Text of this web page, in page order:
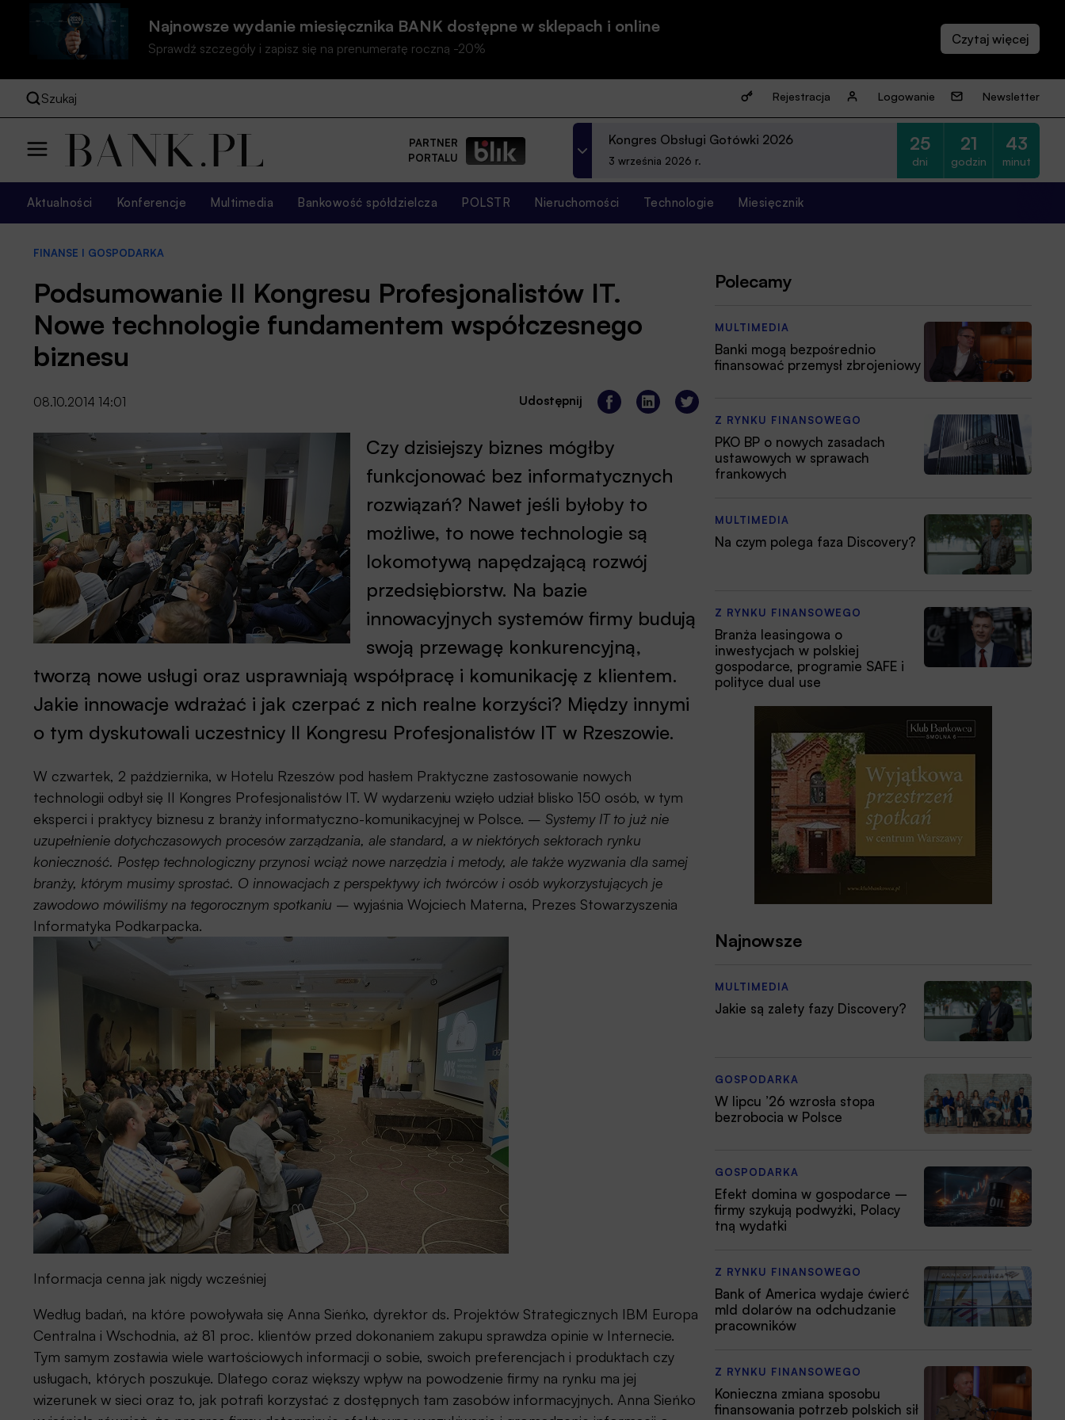
Najnowsze wydanie miesięcznika BANK dostępne w sklepach i online
Sprawdź szczegóły i zapisz się na prenumeratę roczną -20%
Szukaj Rejestracja Logowanie Newsletter
PARTNER
PORTALU
Kongres Obsługi Gotówki 2026
3 września 2026 r.
25
dni
21
godzin
43
minut
Aktualności Konferencje Multimedia Bankowość spółdzielcza POLSTR Nieruchomości Technologie Miesięcznik
FINANSE I GOSPODARKA
Podsumowanie II Kongresu Profesjonalistów IT.
Nowe technologie fundamentem współczesnego
biznesu
08.10.2014 14:01 Udostępnij
Czy dzisiejszy biznes mógłby
funkcjonować bez informatycznych
rozwiązań? Nawet jeśli byłoby to
możliwe, to nowe technologie są
lokomotywą napędzającą rozwój
przedsiębiorstw. Na bazie
innowacyjnych systemów firmy budują
swoją przewagę konkurencyjną,
tworzą nowe usługi oraz usprawniają współpracę i komunikację z klientem.
Jakie innowacje wdrażać i jak czerpać z nich realne korzyści? Między innymi
o tym dyskutowali uczestnicy II Kongresu Profesjonalistów IT w Rzeszowie.
W czwartek, 2 października, w Hotelu Rzeszów pod hasłem Praktyczne zastosowanie nowych
technologii odbył się II Kongres Profesjonalistów IT. W wydarzeniu wzięło udział blisko 150 osób, w tym
eksperci i praktycy biznesu z branży informatyczno-komunikacyjnej w Polsce. – Systemy IT to już nie
uzupełnienie dotychczasowych procesów zarządzania, ale standard, a w niektórych sektorach rynku
konieczność. Postęp technologiczny przynosi wciąż nowe narzędzia i metody, ale także wyzwania dla samej
branży, którym musimy sprostać. O innowacjach z perspektywy ich twórców i osób wykorzystujących je
zawodowo mówiliśmy na tegorocznym spotkaniu – wyjaśnia Wojciech Materna, Prezes Stowarzyszenia
Informatyka Podkarpacka.
Informacja cenna jak nigdy wcześniej
Według badań, na które powoływała się Anna Sieńko, dyrektor ds. Projektów Strategicznych IBM Europa
Centralna i Wschodnia, aż 81 proc. klientów przed dokonaniem zakupu sprawdza opinie w Internecie.
Tym samym zostawia wiele wartościowych informacji o sobie, swoich preferencjach i produktach czy
usługach, których poszukuje. Dlatego coraz większy wpływ na powodzenie firmy na rynku ma jej
wizerunek w sieci oraz to, jak potrafi korzystać z dostępnych tam zasobów informacyjnych. Anna Sieńko
Polecamy
MULTIMEDIA
Banki mogą bezpośrednio
finansować przemysł zbrojeniowy
Z RYNKU FINANSOWEGO
PKO BP o nowych zasadach
ustawowych w sprawach
frankowych
MULTIMEDIA
Na czym polega faza Discovery?
Z RYNKU FINANSOWEGO
Branża leasingowa o
inwestycjach w polskiej
gospodarce, programie SAFE i
polityce dual use
Najnowsze
MULTIMEDIA
Jakie są zalety fazy Discovery?
GOSPODARKA
W lipcu ’26 wzrosła stopa
bezrobocia w Polsce
GOSPODARKA
Efekt domina w gospodarce –
firmy szykują podwyżki, Polacy
tną wydatki
Z RYNKU FINANSOWEGO
Bank of America wydaje ćwierć
mld dolarów na odchudzanie
pracowników
Z RYNKU FINANSOWEGO
Konieczna zmiana sposobu
finansowania potrzeb polskich sił